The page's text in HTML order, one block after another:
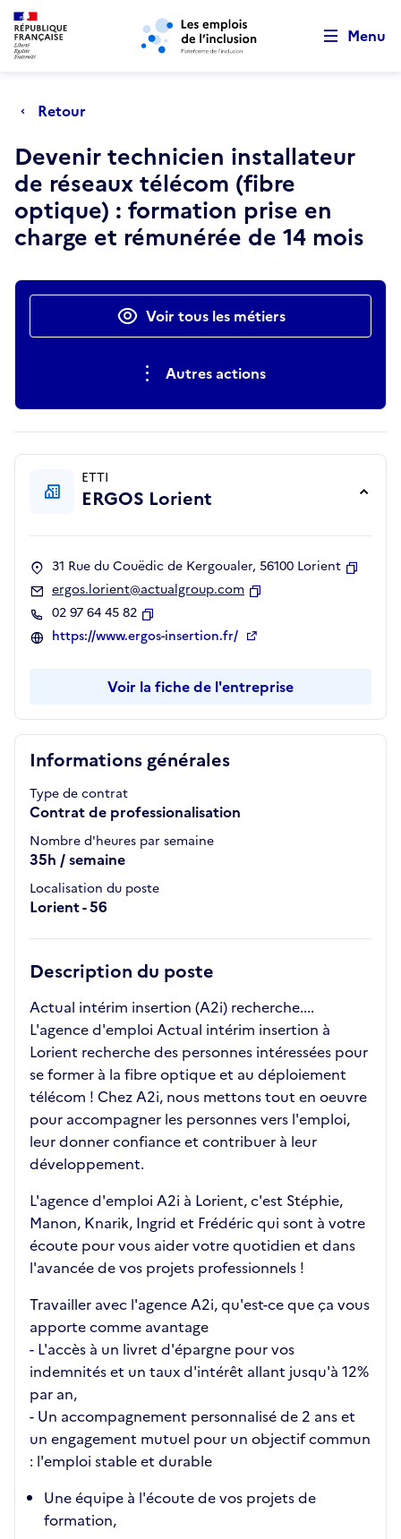
Aller au menu principal Aller au contenu principal
Menu
Retour
Devenir technicien installateur
de réseaux télécom (fibre
optique) : formation prise en
charge et rémunérée de 14 mois
Actions rapidesVoir tous les métiers
Autres actions
Informations générales
Type de contrat
Contrat de professionalisation
Nombre d'heures par semaine
35h / semaine
Localisation du poste
Lorient - 56
Description du poste
Actual intérim insertion (A2i) recherche....
L'agence d'emploi Actual intérim insertion à
Lorient recherche des personnes intéressées pour
se former à la fibre optique et au déploiement
télécom ! Chez A2i, nous mettons tout en oeuvre
pour accompagner les personnes vers l'emploi,
leur donner confiance et contribuer à leur
développement.
L'agence d'emploi A2i à Lorient, c'est Stéphie,
Manon, Knarik, Ingrid et Frédéric qui sont à votre
écoute pour vous aider votre quotidien et dans
l'avancée de vos projets professionnels !
Travailler avec l'agence A2i, qu'est-ce que ça vous
apporte comme avantage
- L'accès à un livret d'épargne pour vos
indemnités et un taux d'intérêt allant jusqu'à 12%
par an,
- Un accompagnement personnalisé de 2 ans et
un engagement mutuel pour un objectif commun
: l'emploi stable et durable
Une équipe à l'écoute de vos projets de
formation,
ETTI
ERGOS Lorient
31 Rue du Couëdic de Kergoualer, 56100 Lorient
ergos.lorient@actualgroup.com
02 97 64 45 82
Copier
https://www.ergos-insertion.fr/
Voir la fiche de l'entreprise
Retour au début de la page
Panneau de gestion des cookies